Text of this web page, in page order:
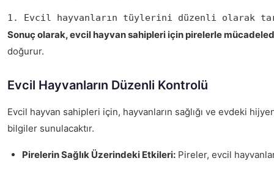
1. Evcil hayvanların tüylerini düzenli olarak
Sonuç olarak, evcil hayvan sahipleri için pirelerle
doğurur.
Evcil Hayvanların Düzenli Kontrolü
Evcil hayvan sahipleri için, hayvanların sağlığı ve evdeki
bilgiler sunulacaktır.
Pirelerin Sağlık Üzerindeki Etkileri: Pireler, evcil